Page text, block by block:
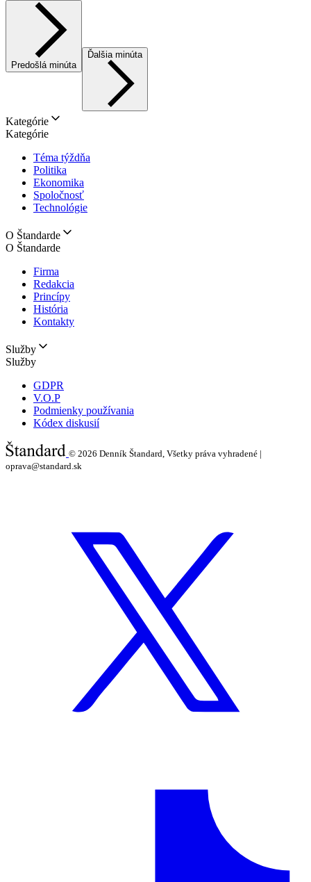
Predošlá minúta
Ďalšia minúta
Kategórie
Kategórie
Téma týždňa
Politika
Ekonomika
Spoločnosť
Technológie
O Štandarde
O Štandarde
Firma
Redakcia
Princípy
História
Kontakty
Služby
Služby
GDPR
V.O.P
Podmienky používania
Kódex diskusií
© 2026 Denník Štandard, Všetky práva vyhradené |
oprava@standard.sk